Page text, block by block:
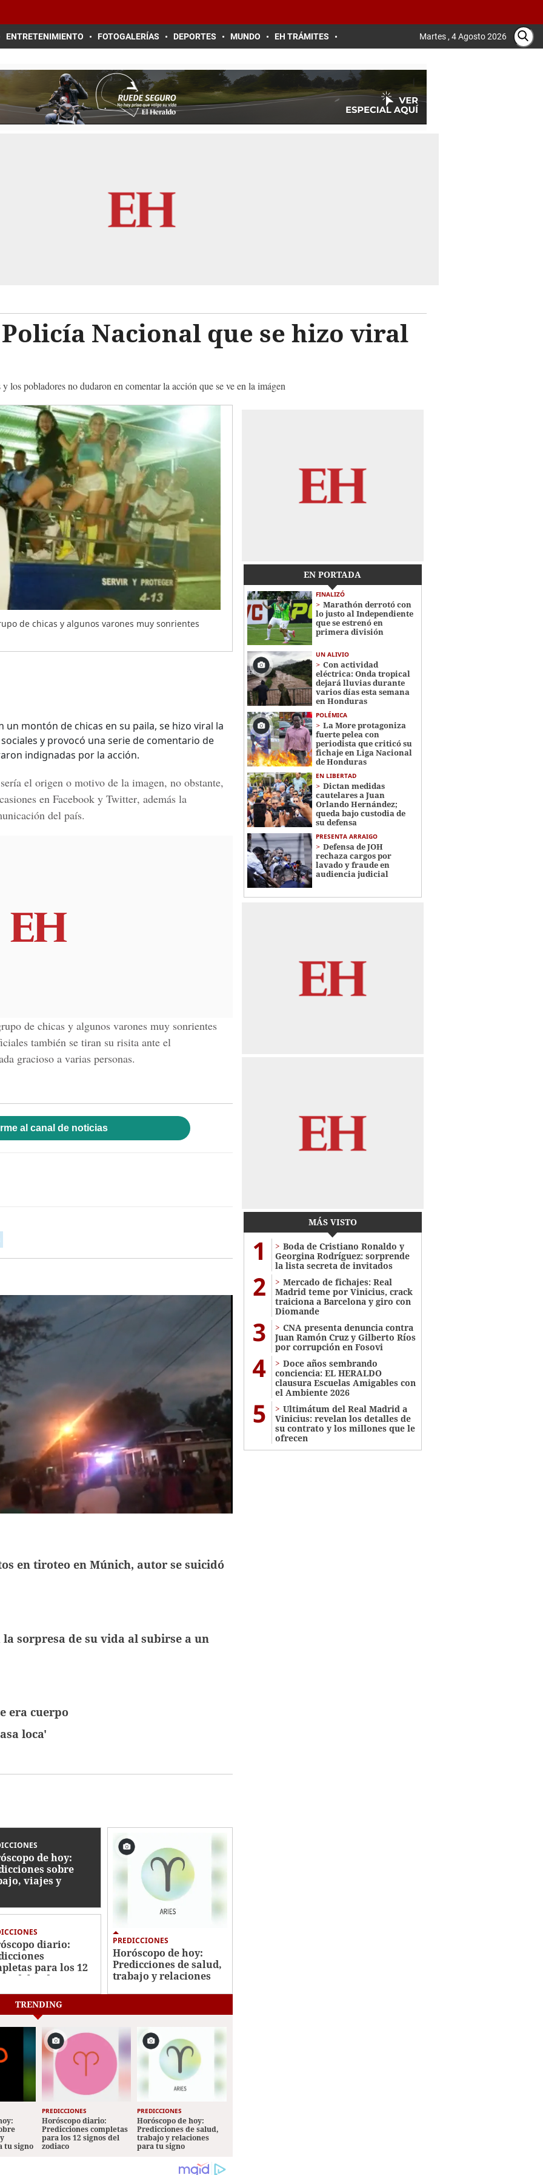
ENTRETENIMIENTO FOTOGALERÍAS DEPORTES MUNDO EH TRÁMITES Martes , 4 Agosto 2026
Nacional que se hizo viral
los pobladores no dudaron en comentar la acción que se ve en la imágen
de chicas y algunos varones muy sonrientes
montón de chicas en su paila, se hizo viral la
y provocó una serie de comentario de
indignadas por la acción.
el origen o motivo de la imagen, no obstante,
en Facebook y Twitter, además la
del país.
de chicas y algunos varones muy sonrientes
también se tiran su risita ante el
gracioso a varias personas.
al canal de noticias
en tiroteo en Múnich, autor se suicidó
la sorpresa de su vida al subirse a un
era cuerpo
loca'
de hoy:
sobre
viajes y
para tu
diario:
para los 12
del zodiaco
PREDICCIONES
Horóscopo de hoy:
Predicciones de salud,
trabajo y relaciones
EN PORTADA
FINALIZÓ
Marathón derrotó con
lo justo al Independiente
que se estrenó en
primera división
UN ALIVIO
Con actividad
eléctrica: Onda tropical
dejará lluvias durante
varios días esta semana
en Honduras
POLÉMICA
La More protagoniza
fuerte pelea con
periodista que criticó su
fichaje en Liga Nacional
de Honduras
EN LIBERTAD
Dictan medidas
cautelares a Juan
Orlando Hernández;
queda bajo custodia de
su defensa
PRESENTA ARRAIGO
Defensa de JOH
rechaza cargos por
lavado y fraude en
audiencia judicial
MÁS VISTO
1
Boda de Cristiano Ronaldo y
Georgina Rodríguez: sorprende
la lista secreta de invitados
2
Mercado de fichajes: Real
Madrid teme por Vinicius, crack
traiciona a Barcelona y giro con
Diomande
3
CNA presenta denuncia contra
Juan Ramón Cruz y Gilberto Ríos
por corrupción en Fosovi
4
Doce años sembrando
conciencia: EL HERALDO
clausura Escuelas Amigables con
el Ambiente 2026
5
Ultimátum del Real Madrid a
Vinicius: revelan los detalles de
su contrato y los millones que le
ofrecen
TRENDING
tu signo
PREDICCIONES
Horóscopo diario:
Predicciones completas
para los 12 signos del
zodiaco
PREDICCIONES
Horóscopo de hoy:
Predicciones de salud,
trabajo y relaciones
para tu signo